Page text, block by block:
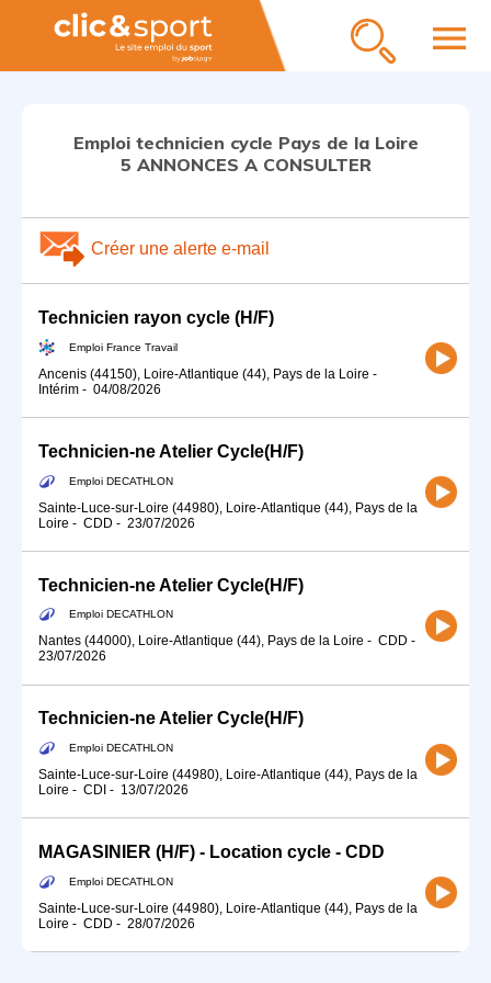
menu
Emploi technicien cycle Pays de la Loire
5 ANNONCES A CONSULTER
Créer une alerte e-mail
Technicien rayon cycle (H/F)
Emploi France Travail
Ancenis (44150), Loire-Atlantique (44), Pays de la Loire -
Intérim - 04/08/2026
Technicien-ne Atelier Cycle(H/F)
Emploi DECATHLON
Sainte-Luce-sur-Loire (44980), Loire-Atlantique (44), Pays de la
Loire - CDD - 23/07/2026
Technicien-ne Atelier Cycle(H/F)
Emploi DECATHLON
Nantes (44000), Loire-Atlantique (44), Pays de la Loire - CDD -
23/07/2026
Technicien-ne Atelier Cycle(H/F)
Emploi DECATHLON
Sainte-Luce-sur-Loire (44980), Loire-Atlantique (44), Pays de la
Loire - CDI - 13/07/2026
MAGASINIER (H/F) - Location cycle - CDD
Emploi DECATHLON
Sainte-Luce-sur-Loire (44980), Loire-Atlantique (44), Pays de la
Loire - CDD - 28/07/2026